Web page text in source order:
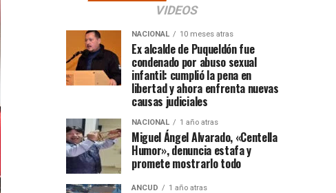
VIDEOS
NACIONAL 10 meses atras
Ex alcalde de Puqueldón fue
condenado por abuso sexual
infantil: cumplió la pena en
libertad y ahora enfrenta nuevas
causas judiciales
NACIONAL 1 año atras
Miguel Ángel Alvarado, «Centella
Humor», denuncia estafa y
promete mostrarlo todo
ANCUD 1 año atras